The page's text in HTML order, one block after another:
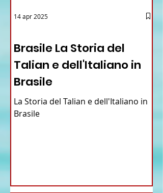
Brasile La Storia del
Talian e dell'Italiano in
Brasile
La Storia del Talian e dell'Italiano in
Brasile
14 apr 2025